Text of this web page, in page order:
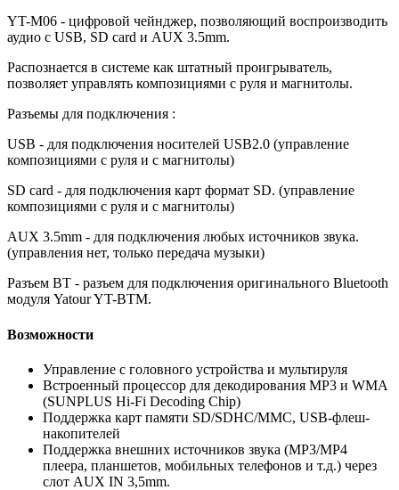
YT-M06 - цифровой чейнджер, позволяющий воспроизводить
аудио с USB, SD card и AUX 3.5mm.
Распознается в системе как штатный проигрыватель,
позволяет управлять композициями с руля и магнитолы.
Разъемы для подключения :
USB - для подключения носителей USB2.0 (управление
композициями с руля и с магнитолы)
SD card - для подключения карт формат SD. (управление
композициями с руля и с магнитолы)
AUX 3.5mm - для подключения любых источников звука.
(управления нет, только передача музыки)
Разъем BT - разъем для подключения оригинального Bluetooth
модуля Yatour YT-BTM.
Возможности
Управление с головного устройства и мультируля
Встроенный процессор для декодирования MP3 и WMA
(SUNPLUS Hi-Fi Decoding Chip)
Поддержка карт памяти SD/SDHC/MMC, USB-флеш-
накопителей
Поддержка внешних источников звука (MP3/MP4
плеера, планшетов, мобильных телефонов и т.д.) через
слот AUX IN 3,5mm.